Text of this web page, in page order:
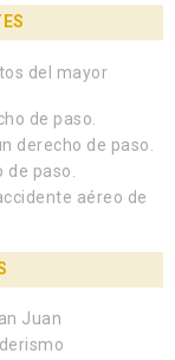
del mayor
de paso.
derecho de paso.
de paso.
aéreo de
Juan